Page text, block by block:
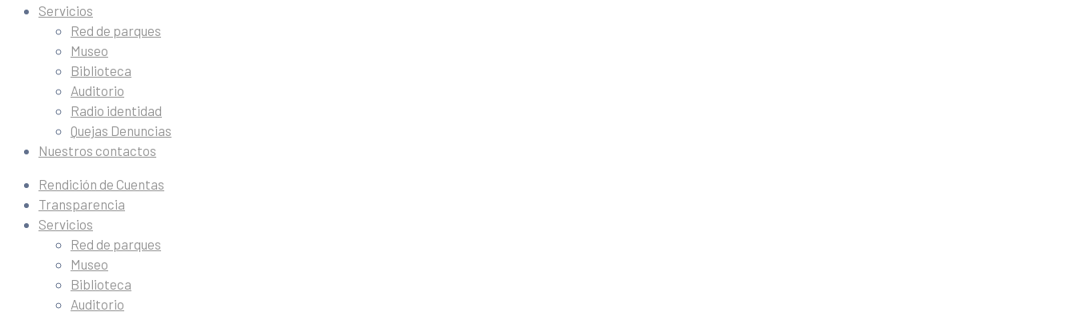
Servicios
Red de parques
Museo
Biblioteca
Auditorio
Radio identidad
Quejas Denuncias
Nuestros contactos
Rendición de Cuentas
Transparencia
Servicios
Red de parques
Museo
Biblioteca
Auditorio